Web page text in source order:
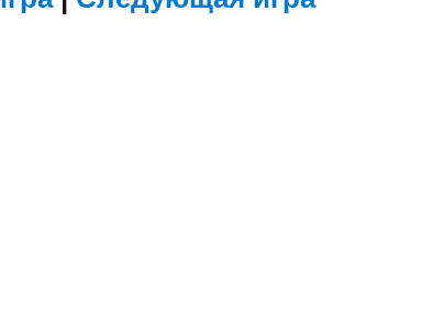
загрузка...